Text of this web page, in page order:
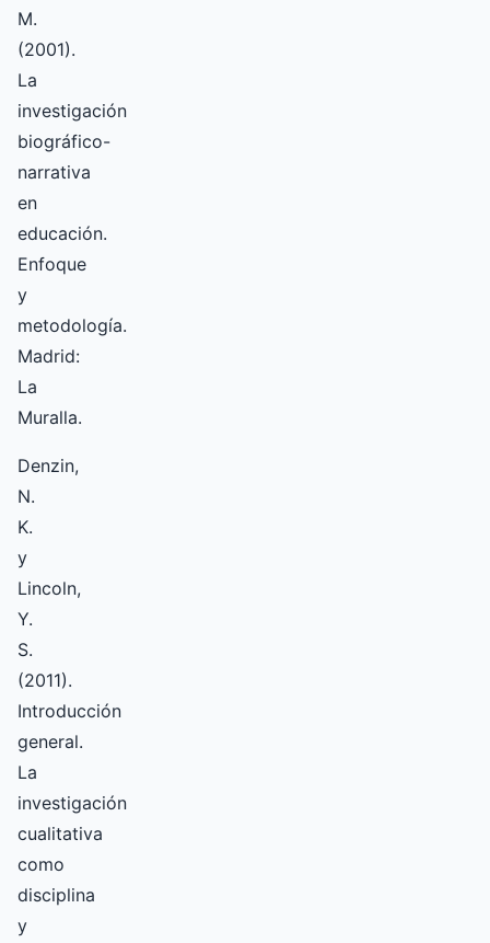
M.
(2001).
La
investigación
biográfico-
narrativa
en
educación.
Enfoque
y
metodología.
Madrid:
La
Muralla.
Denzin,
N.
K.
y
Lincoln,
Y.
S.
(2011).
Introducción
general.
La
investigación
cualitativa
como
disciplina
y